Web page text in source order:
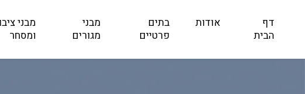
דף
הבית
אודות
בתים
פרטיים
מבני
מגורים
מבני
ומסחר